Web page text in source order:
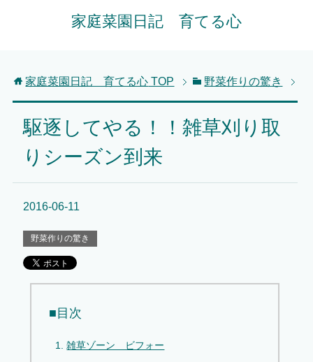
家庭菜園日記 育てる心
家庭菜園日記 育てる心 TOP 野菜作りの驚き
駆逐してやる！！雑草刈り取
りシーズン到来
2016-06-11
野菜作りの驚き
■目次
雑草ゾーン ビフォー